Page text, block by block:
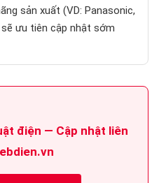
sản xuất (VD: Panasonic,
ưu tiên cập nhật sớm
điện — Cập nhật liên